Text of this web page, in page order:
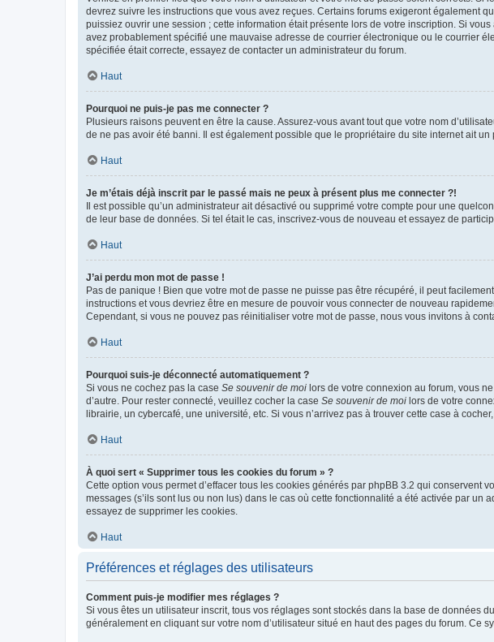
devrez suivre les instructions que vous avez reçues. Certains forums exigeront également
puissiez ouvrir une session ; cette information était présente lors de votre inscription. Si
avez probablement spécifié une mauvaise adresse de courrier électronique ou le courrier
spécifiée était correcte, essayez de contacter un administrateur du forum.
Haut
Pourquoi ne puis-je pas me connecter ?
Plusieurs raisons peuvent en être la cause. Assurez-vous avant tout que votre nom
de ne pas avoir été banni. Il est également possible que le propriétaire du site internet ait
Haut
Je m’étais déjà inscrit par le passé mais ne peux à présent plus me connecter ?!
Il est possible qu’un administrateur ait désactivé ou supprimé votre compte pour une
de leur base de données. Si tel était le cas, inscrivez-vous de nouveau et essayez de
Haut
J’ai perdu mon mot de passe !
Pas de panique ! Bien que votre mot de passe ne puisse pas être récupéré, il peut
instructions et vous devriez être en mesure de pouvoir vous connecter de nouveau
Cependant, si vous ne pouvez pas réinitialiser votre mot de passe, nous vous invitons à
Haut
Pourquoi suis-je déconnecté automatiquement ?
Si vous ne cochez pas la case Se souvenir de moi lors de votre connexion au forum, vous
d’autre. Pour rester connecté, veuillez cocher la case Se souvenir de moi lors de votre
librairie, un cybercafé, une université, etc. Si vous n’arrivez pas à trouver cette case à
Haut
À quoi sert « Supprimer tous les cookies du forum » ?
Cette option vous permet d’effacer tous les cookies générés par phpBB 3.2 qui conservent
messages (s’ils sont lus ou non lus) dans le cas où cette fonctionnalité a été activée par
essayez de supprimer les cookies.
Haut
Préférences et réglages des utilisateurs
Comment puis-je modifier mes réglages ?
Si vous êtes un utilisateur inscrit, tous vos réglages sont stockés dans la base de données
généralement en cliquant sur votre nom d’utilisateur situé en haut des pages du forum. Ce